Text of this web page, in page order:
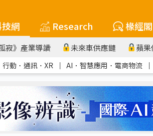
網 Research 椽經閣
寂》產業導讀 未來車供應鏈 蘋
行動．通訊．XR ｜ AI．智慧應用．電商物流 ｜